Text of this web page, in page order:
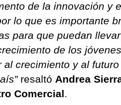
de la innovación y
lo que es importante
para que puedan
de los jóvenes
crecimiento y al futuro
resaltó Andrea
Comercial.